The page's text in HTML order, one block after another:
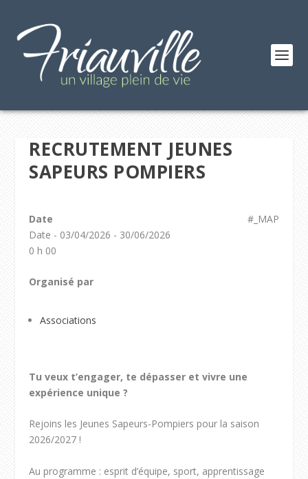
RECRUTEMENT JEUNES
SAPEURS POMPIERS
#_MAP
Date
Date - 03/04/2026 - 30/06/2026
0 h 00
Organisé par
Associations
Tu veux t’engager, te dépasser et vivre une
expérience unique ?
Rejoins les Jeunes Sapeurs-Pompiers pour la saison
2026/2027 !
Au programme : esprit d’équipe, sport, apprentissage